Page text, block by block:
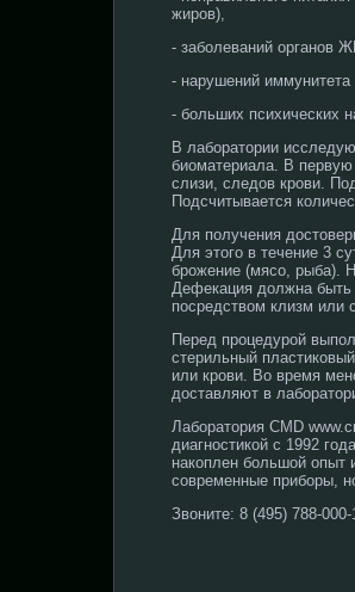
жиров),
- заболеваний органов
- нарушений
- больших психических
В лаборатории
биоматериала. В первую
слизи, следов крови.
Подсчитывается
Для получения
Для этого в течение 3
брожение (мясо, рыба).
Дефекация должна быть
посредством клизм или
Перед процедурой
стерильный
или крови. Во время
доставляют в
Лаборатория CMD
диагностикой с 1992
накоплен большой опыт
современные приборы,
Звоните: 8 (495) 788-